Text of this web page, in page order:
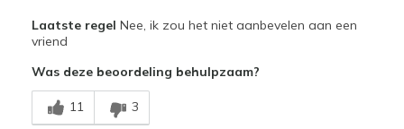
Attractive Design
Stylish
Minpunten
Laatste regel Nee, ik zou het niet aanbevelen aan een
vriend
Was deze beoordeling behulpzaam?
11 3